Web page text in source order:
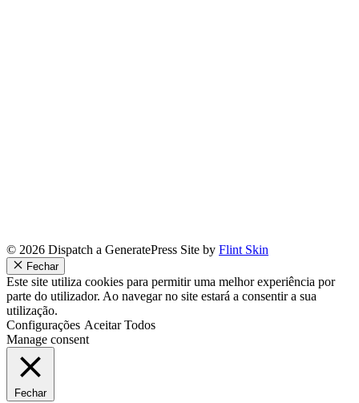
© 2026 Dispatch a GeneratePress Site by Flint Skin
Fechar
Este site utiliza cookies para permitir uma melhor experiência por
parte do utilizador. Ao navegar no site estará a consentir a sua
utilização.
Configurações Aceitar Todos
Manage consent
Fechar